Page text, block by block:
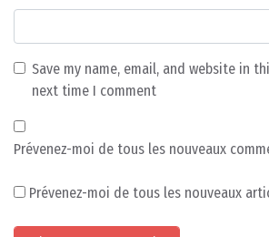
Save my name, email, and website in
next time I comment
Prévenez-moi de tous les nouveaux
Prévenez-moi de tous les nouveaux